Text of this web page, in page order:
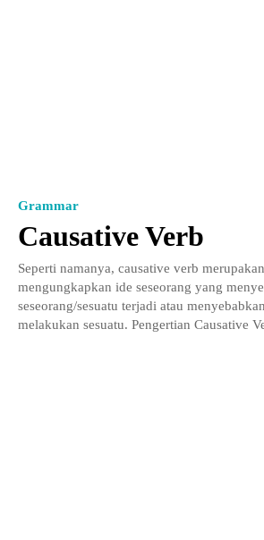
Grammar
Causative Verb
Seperti namanya, causative verb
mengungkapkan ide seseorang yang
seseorang/sesuatu terjadi atau
melakukan sesuatu. Pengertian Causative